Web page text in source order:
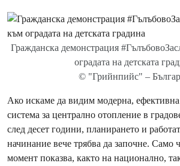
Гражданска демонстрация
оградата на детската
© "Грийнпийс" –
Ако искаме да видим модерна,
система за централно отопление в
след десет години, планирането и
начинание вече трябва да започне. Само
момент показва, както на национално,